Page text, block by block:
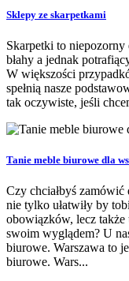
Sklepy ze skarpetkami
Skarpetki to niepozorny
błahy a jednak
W większości
spełnią nasze
tak oczywiste, jeśli
Tanie meble biurowe dla
Czy chciałbyś
nie tylko ułatwiły by
obowiązków, lecz także
swoim wyglądem? U
biurowe. Warszawa to
biurowe. Wars...